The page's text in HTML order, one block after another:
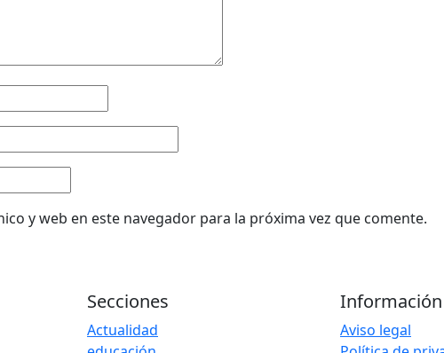
y web en este navegador para la próxima vez que comente.
Secciones
Actualidad
Información
Aviso legal